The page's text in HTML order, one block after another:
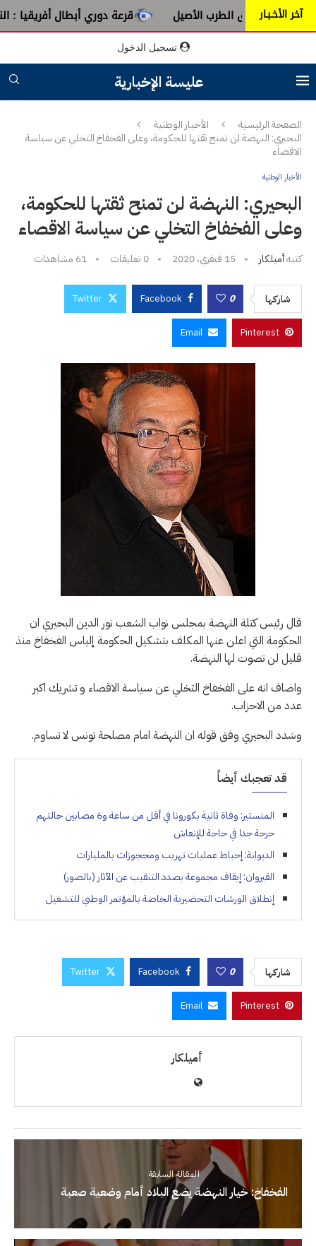
آخر الأخـبـار
عبق الطرب الأصيل قرعة دوري أبطال أفريقيا : النادي
تسجيل الدخول
عليسة الإخبارية
الصفحة الرئيسية
الأخبار الوطنية
البحيري: النهضة لن تمنح ثقتها للحكومة، وعلى الفخفاخ التخلي عن سياسة
الاقصاء
الأخبار الوطنية
البحيري: النهضة لن تمنح ثقتها للحكومة،
وعلى الفخفاخ التخلي عن سياسة الاقصاء
كتبهأميلكار 15 فيفري، 2020 0 تعليقات 61 مشاهدات
شاركها 0
Facebook
Twitter
Pinterest
Email
قال رئيس كتلة النهضة بمجلس نواب الشعب نور الدين البحيري ان
الحكومة التي اعلن عنها المكلف بتشكيل الحكومة إلياس الفخفاخ منذ
قليل لن تصوت لها النهضة.
واضاف انه على الفخفاخ التخلي عن سياسة الاقصاء و تشريك اكبر
عدد من الاحزاب.
وشدد البحيري وفق قوله ان النهضة امام مصلحة تونس لا تساوم.
قد تعجبك أيضاً
المنستير: وفاة ثانية بكورونا في أقل من ساعة و6 مصابين حالتهم
حرجة جدا في حاجة للإنعاش
الديوانة: إحباط عمليات تهريب ومحجوزات بالمليارات
القيروان: إيقاف مجموعة بصدد التنقيب عن الآثار (بالصور)
إنطلاق الورشات التحضيرية الخاصة بالمؤتمر الوطني للتشغيل
شاركها 0
Facebook
Twitter
Pinterest
Email
أميلكار
المقالة السابقة
الفخفاخ: خيار النهضة يضع البلاد أمام وضعية صعبة